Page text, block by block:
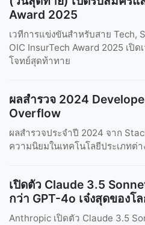
Award 2025
เวทีการแข่งขันสำหรับสาย Tech,
OIC InsurTech Award 2025 เปิ
โจทย์สุดท้าทาย
ผลสำรวจ 2024
Overflow
ผลสำรวจประจำปี 2024 จาก
ความนิยมในเทคโนโลยีประเภทต่า
เปิดตัว Claude 3.5
กว่า GPT-4o เจ๋งสุดของโ
Anthropic เปิดตัว Claude 3.5